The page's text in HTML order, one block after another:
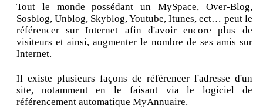
Tout le monde possédant un MySpace, Over-Blog,
Sosblog, Unblog, Skyblog, Youtube, Itunes, ect… peut le
référencer sur Internet afin d'avoir encore plus de
visiteurs et ainsi, augmenter le nombre de ses amis sur
Internet.
Il existe plusieurs façons de référencer l'adresse d'un
site, notamment en le faisant via le logiciel de
référencement automatique MyAnnuaire.